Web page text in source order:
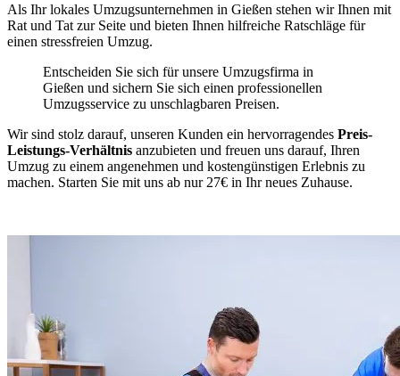
Als Ihr lokales Umzugsunternehmen in Gießen stehen wir Ihnen mit
Rat und Tat zur Seite und bieten Ihnen hilfreiche Ratschläge für
einen stressfreien Umzug.
Entscheiden Sie sich für unsere Umzugsfirma in
Gießen und sichern Sie sich einen professionellen
Umzugsservice zu unschlagbaren Preisen.
Wir sind stolz darauf, unseren Kunden ein hervorragendes Preis-
Leistungs-Verhältnis anzubieten und freuen uns darauf, Ihren
Umzug zu einem angenehmen und kostengünstigen Erlebnis zu
machen. Starten Sie mit uns ab nur 27€ in Ihr neues Zuhause.